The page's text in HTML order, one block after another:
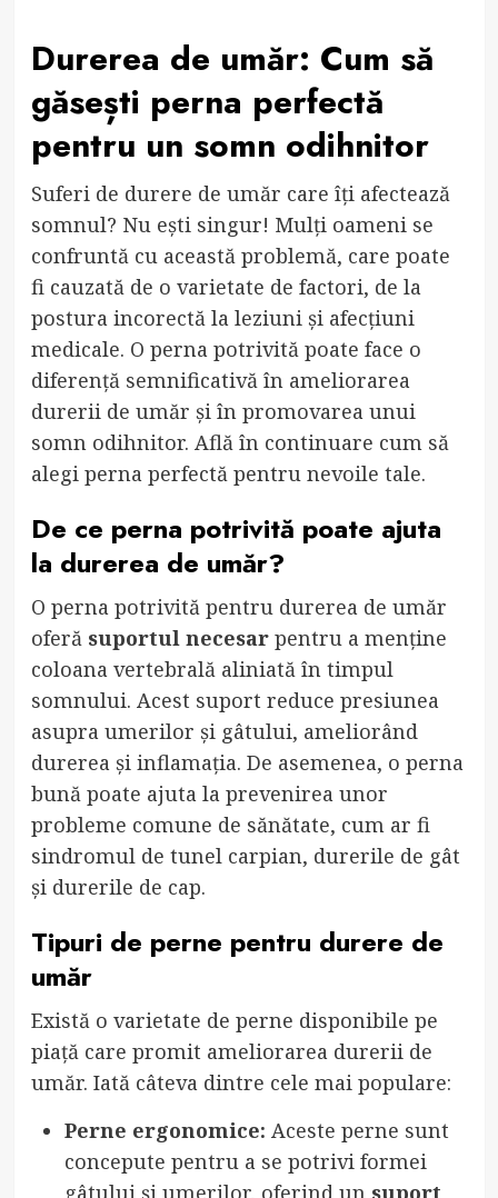
Durerea de umăr: Cum să
găsești perna perfectă
pentru un somn odihnitor
Suferi de durere de umăr care îți afectează
somnul? Nu ești singur! Mulți oameni se
confruntă cu această problemă, care poate
fi cauzată de o varietate de factori, de la
postura incorectă la leziuni și afecțiuni
medicale. O perna potrivită poate face o
diferență semnificativă în ameliorarea
durerii de umăr și în promovarea unui
somn odihnitor. Află în continuare cum să
alegi perna perfectă pentru nevoile tale.
De ce perna potrivită poate ajuta
la durerea de umăr?
O perna potrivită pentru durerea de umăr
oferă suportul necesarpentru a menține
coloana vertebrală aliniată în timpul
somnului. Acest suport reduce presiunea
asupra umerilor și gâtului, ameliorând
durerea și inflamația. De asemenea, o perna
bună poate ajuta la prevenirea unor
probleme comune de sănătate, cum ar fi
sindromul de tunel carpian, durerile de gât
și durerile de cap.
Tipuri de perne pentru durere de
umăr
Există o varietate de perne disponibile pe
piață care promit ameliorarea durerii de
umăr. Iată câteva dintre cele mai populare:
Perne ergonomice: Aceste perne sunt
concepute pentru a se potrivi formei
gâtului și umerilor, oferind un suport